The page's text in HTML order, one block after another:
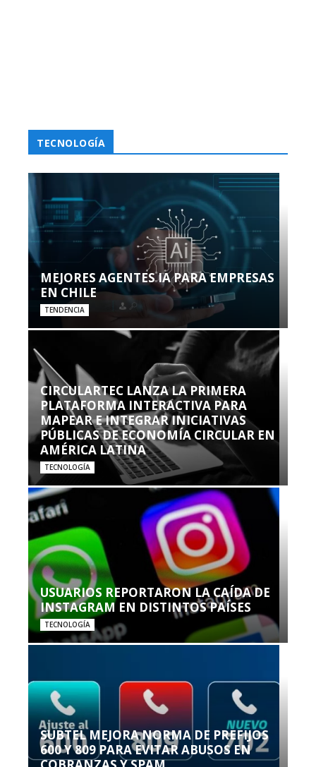
TECNOLOGÍA
MEJORES AGENTES IA PARA EMPRESAS
EN CHILE
TENDENCIA
CIRCULARTEC LANZA LA PRIMERA
PLATAFORMA INTERACTIVA PARA
MAPEAR E INTEGRAR INICIATIVAS
PÚBLICAS DE ECONOMÍA CIRCULAR EN
AMÉRICA LATINA
TECNOLOGÍA
USUARIOS REPORTARON LA CAÍDA DE
INSTAGRAM EN DISTINTOS PAÍSES
TECNOLOGÍA
SUBTEL MEJORA NORMA DE PREFIJOS
600 Y 809 PARA EVITAR ABUSOS EN